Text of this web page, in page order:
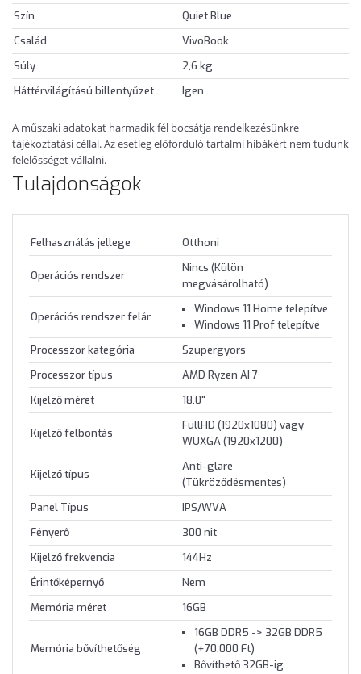
Szín
Quiet Blue
Család
VivoBook
Súly
2,6 kg
Háttérvilágítású billentyűzet
Igen
A műszaki adatokat harmadik fél bocsátja rendelkezésünkre
tájékoztatási céllal. Az esetleg előforduló tartalmi hibákért nem tudunk
felelősséget vállalni.
Tulajdonságok
Felhasználás jellege Otthoni
Operációs rendszer
Nincs (Külön
megvásárolható)
Operációs rendszer felár
Windows 11 Home telepítve
Windows 11 Prof telepítve
Processzor kategória
Szupergyors
Processzor típus
AMD Ryzen AI 7
Kijelző méret
18.0"
Kijelző felbontás
FullHD (1920x1080) vagy
WUXGA (1920x1200)
Kijelző típus
Anti-glare
(Tükröződésmentes)
Panel Típus
IPS/WVA
Fényerő
300 nit
Kijelző frekvencia
144Hz
Érintőképernyő
Nem
Memória méret
16GB
Memória bővíthetőség
16GB DDR5 -> 32GB DDR5
(+70.000 Ft)
Bővíthető 32GB-ig